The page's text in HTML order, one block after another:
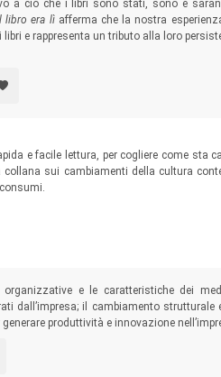
a ciò che i libri sono stati, sono e
libro era lìafferma che la nostra
libri e rappresenta un tributo alla loro
e facile lettura, per cogliere come sta
sui cambiamenti della cultura
organizzative e le caratteristiche dei
dall’impresa; il cambiamento
produttività e innovazione